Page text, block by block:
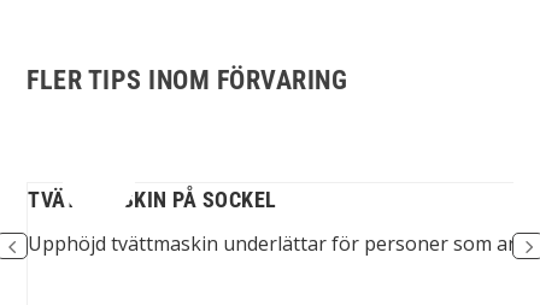
FLER TIPS INOM FÖRVARING
TVÄTTMASKIN PÅ SOCKEL
Upphöjd tvättmaskin underlättar för personer som